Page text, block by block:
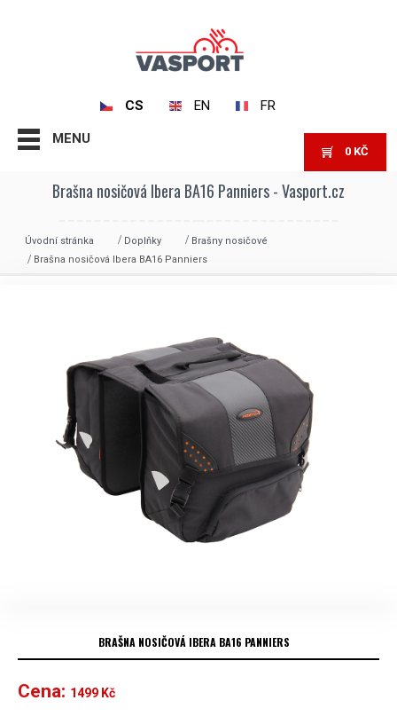
CS EN FR
MENU
0 KČ
Brašna nosičová Ibera BA16 Panniers - Vasport.cz
Úvodní stránka Doplňky
Brašny nosičové
Brašna nosičová Ibera BA16 Panniers
BRAŠNA NOSIČOVÁ IBERA BA16 PANNIERS
Cena: 1499 Kč